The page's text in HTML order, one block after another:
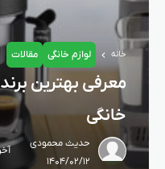
خانه لوازم خانگی مقالات
معرفی بهترین
خانگی
حدیث محمودی
۱۴۰۴/۰۲/۱۲